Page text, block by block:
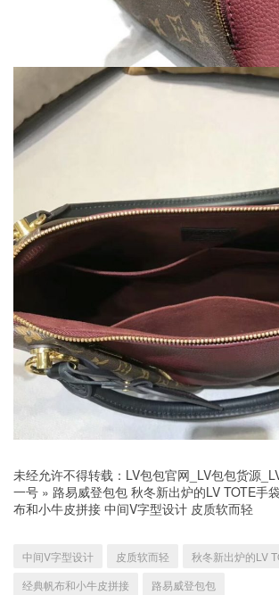
未经允许不得转载： LV包包官网_LV包包货源
一号 » 路易威登包包 秋冬新出炉的LV TOTE手
布和小牛皮拼接 中间V字型设计 皮质软而轻
中间V字型设计 皮质软而轻
秋冬新出炉的LV
经典帆布和小牛皮拼接
路易威登包包